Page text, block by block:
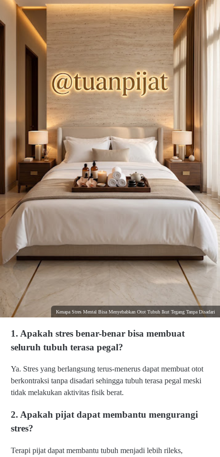
Kenapa Stres Mental Bisa Menyebabkan Otot Tubuh Ikut Tegang Tanpa Disadari
1. Apakah stres benar-benar bisa membuat
seluruh tubuh terasa pegal?
Ya. Stres yang berlangsung terus-menerus dapat membuat otot
berkontraksi tanpa disadari sehingga tubuh terasa pegal meski
tidak melakukan aktivitas fisik berat.
2. Apakah pijat dapat membantu mengurangi
stres?
Terapi pijat dapat membantu tubuh menjadi lebih rileks,